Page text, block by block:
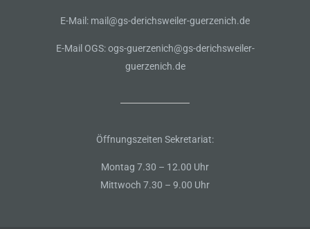
E-Mail: mail@gs-derichsweiler-guerzenich.de
E-Mail OGS: ogs-guerzenich@gs-derichsweiler-
guerzenich.de
Öffnungszeiten Sekretariat:
Montag 7.30 – 12.00 Uhr
Mittwoch 7.30 – 9.00 Uhr